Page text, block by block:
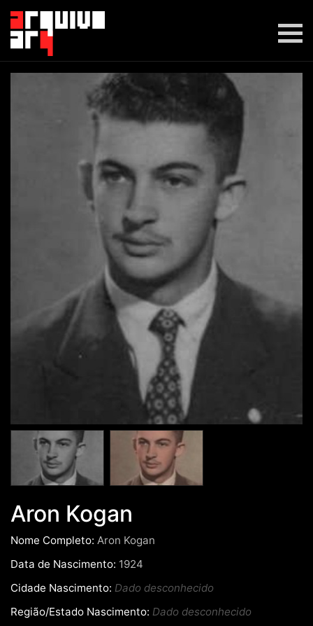
Aron Kogan
Nome Completo: Aron Kogan
Data de Nascimento: 1924
Cidade Nascimento: Dado desconhecido
Região/Estado Nascimento: Dado desconhecido